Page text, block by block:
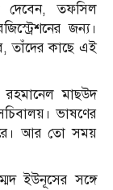
দেবেন, তফসিল
জন্য।
তাঁদের কাছে এই
রহমানেল মাছউদ
ভাষণের
আর তো সময়
ইউনূসের সঙ্গে